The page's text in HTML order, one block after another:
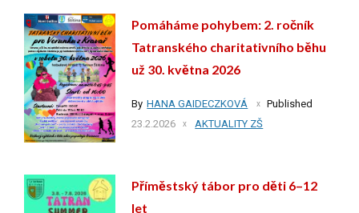
Pomáháme pohybem: 2. ročník
Tatranského charitativního běhu
už 30. května 2026
By HANA GAIDECZKOVÁ
Published
23.2.2026
AKTUALITY ZŠ
Příměstský tábor pro děti 6–12
let